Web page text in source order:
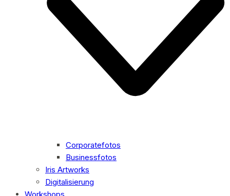
Corporatefotos
Businessfotos
Iris Artworks
Digitalisierung